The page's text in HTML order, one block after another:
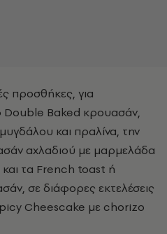
προσθήκες, για
Double Baked κρουασάν,
και πραλίνα, την
αχλαδιού με μαρμελάδα
τα French toast ή
σε διάφορες εκτελέσεις
Cheescake με chorizo